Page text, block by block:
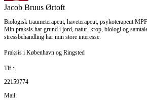
Jacob Bruus Ørtoft
Biologisk traumeterapeut, haveterapeut, psykoterapeut
Min praksis har grund i jord, natur, krop, biologi og
stressbehandling har min store interesse.
Praksis i København og Ringsted
Tlf.:
22159774
Mail: